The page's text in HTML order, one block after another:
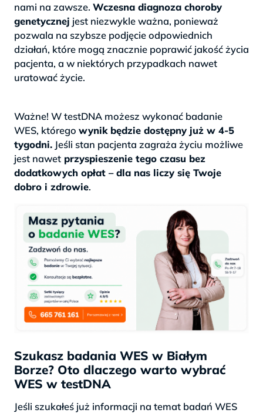
nami na zawsze. Wczesna diagnoza choroby
genetycznej jest niezwykle ważna, ponieważ
pozwala na szybsze podjęcie odpowiednich
działań, które mogą znacznie poprawić jakość życia
pacjenta, a w niektórych przypadkach nawet
uratować życie.
Ważne! W testDNA możesz wykonać badanie
WES, którego wynik będzie dostępny już w 4-5
tygodni. Jeśli stan pacjenta zagraża życiu możliwe
jest nawet przyspieszenie tego czasu bez
dodatkowych opłat – dla nas liczy się Twoje
dobro i zdrowie.
Szukasz badania WES w Białym
Borze? Oto dlaczego warto wybrać
WES w testDNA
Jeśli szukałeś już informacji na temat badań WES